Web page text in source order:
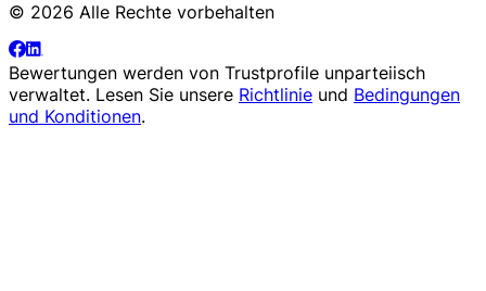
© 2026 Alle Rechte vorbehalten
Bewertungen werden von Trustprofile unparteiisch
verwaltet. Lesen Sie unsere Richtlinie und Bedingungen
und Konditionen.